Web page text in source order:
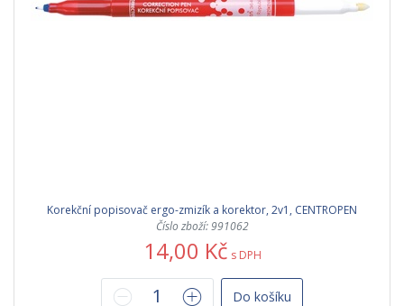
Korekční popisovač ergo-zmizík a korektor, 2v1, CENTROPEN
Číslo zboží: 991062
14,00 Kč s DPH
Do košíku